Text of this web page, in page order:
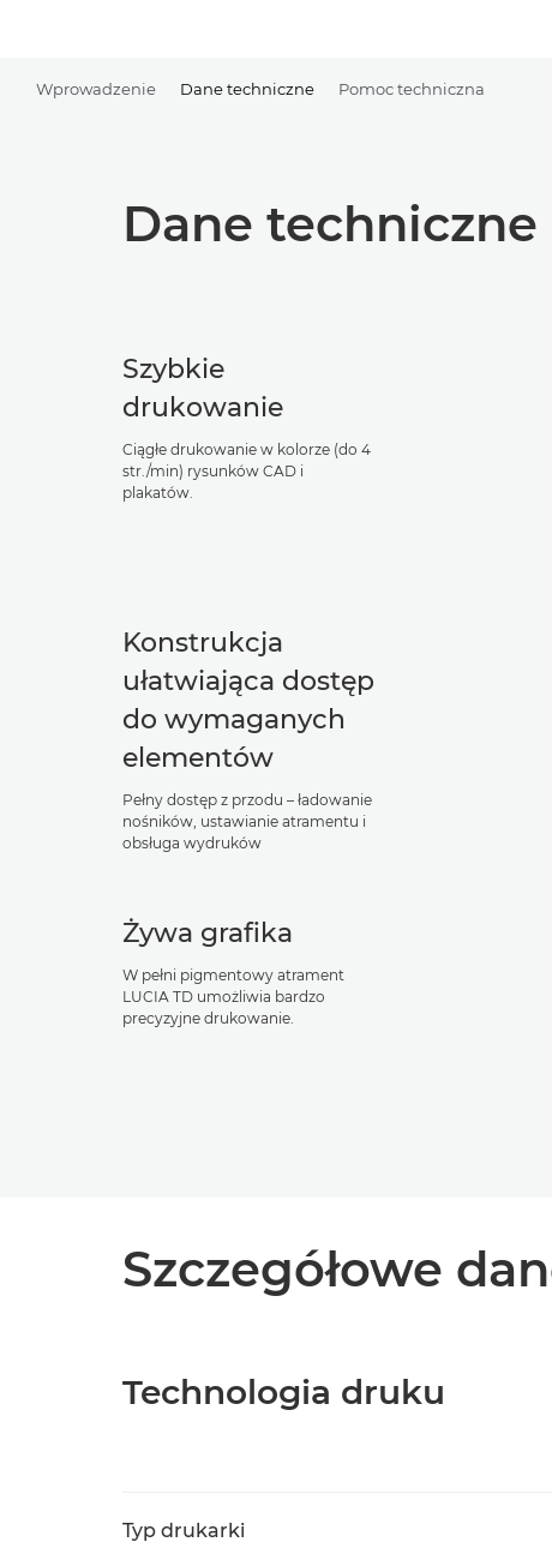
Wprowadzenie Dane techniczne Pomoc techniczna
Dane techniczne
Szybkie
drukowanie
Ciągłe drukowanie w kolorze (do 4
str./min) rysunków CAD i
plakatów.
Konstrukcja
ułatwiająca dostęp
do wymaganych
elementów
Pełny dostęp z przodu – ładowanie
nośników, ustawianie atramentu i
obsługa wydruków
Żywa grafika
W pełni pigmentowy atrament
LUCIA TD umożliwia bardzo
precyzyjne drukowanie.
Szczegółowe
Technologia druku
Typ drukarki